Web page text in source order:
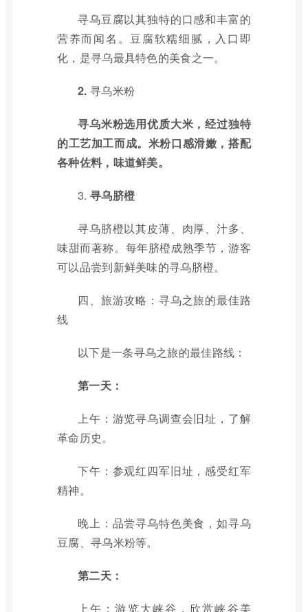
寻乌豆腐以其独特的口感和丰富的
营养而闻名。豆腐软糯细腻，入口即
化，是寻乌最具特色的美食之一。
2. 寻乌米粉
寻乌米粉选用优质大米，经过独特
的工艺加工而成。米粉口感滑嫩，搭配
各种佐料，味道鲜美。
3. 寻乌脐橙
寻乌脐橙以其皮薄、肉厚、汁多、
味甜而著称。每年脐橙成熟季节，游客
可以品尝到新鲜美味的寻乌脐橙。
四、旅游攻略：寻乌之旅的最佳路
线
以下是一条寻乌之旅的最佳路线：
第一天：
上午：游览寻乌调查会旧址，了解
革命历史。
下午：参观红四军旧址，感受红军
精神。
晚上：品尝寻乌特色美食，如寻乌
豆腐、寻乌米粉等。
第二天：
上午：游览大峡谷，欣赏峡谷美